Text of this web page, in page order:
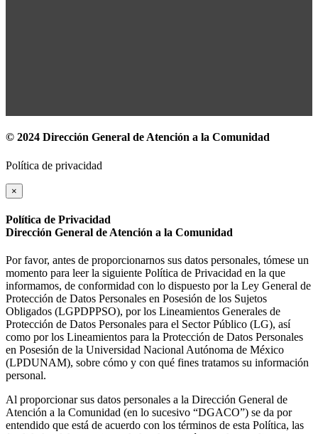
© 2024 Dirección General de Atención a la Comunidad
Política de privacidad
×
Política de Privacidad
Dirección General de Atención a la Comunidad
Por favor, antes de proporcionarnos sus datos personales, tómese un
momento para leer la siguiente Política de Privacidad en la que
informamos, de conformidad con lo dispuesto por la Ley General de
Protección de Datos Personales en Posesión de los Sujetos
Obligados (LGPDPPSO), por los Lineamientos Generales de
Protección de Datos Personales para el Sector Público (LG), así
como por los Lineamientos para la Protección de Datos Personales
en Posesión de la Universidad Nacional Autónoma de México
(LPDUNAM), sobre cómo y con qué fines tratamos su información
personal.
Al proporcionar sus datos personales a la Dirección General de
Atención a la Comunidad (en lo sucesivo “DGACO”) se da por
entendido que está de acuerdo con los términos de esta Política, las